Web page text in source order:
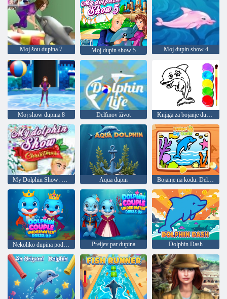
Moj šou dupina 7 Moj dupin show 5 Moj dupin show 4
Moj show dupina 8 Delfinov život Knjiga za bojanje dupina
Aqua dupin
Nekoliko dupina pod vodom Preljev par dupina Dolphin Dash